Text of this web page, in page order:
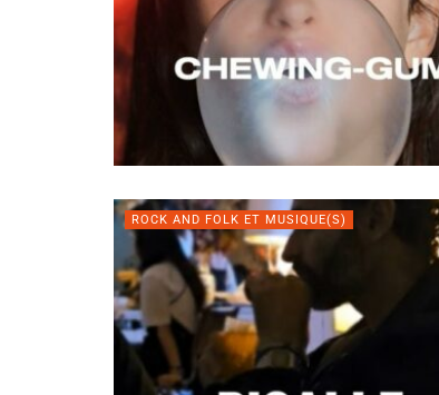
ROCK AND FOLK ET MUSIQUE(S)